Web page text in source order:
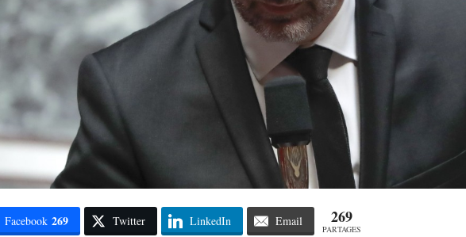
Facebook 269 Twitter LinkedIn Email 269
PARTAGES